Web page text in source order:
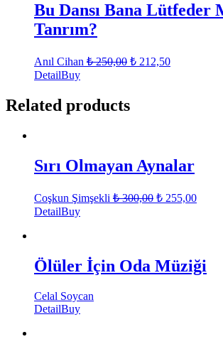
Bu Dansı Bana Lütfeder
Tanrım?
Anıl Cihan ₺250,00 ₺ 212,50
DetailBuy
Related products
Sırı Olmayan Aynalar
Coşkun Şimşekli ₺300,00 ₺ 255,00
DetailBuy
Ölüler İçin Oda Müziği
Celal Soycan
DetailBuy